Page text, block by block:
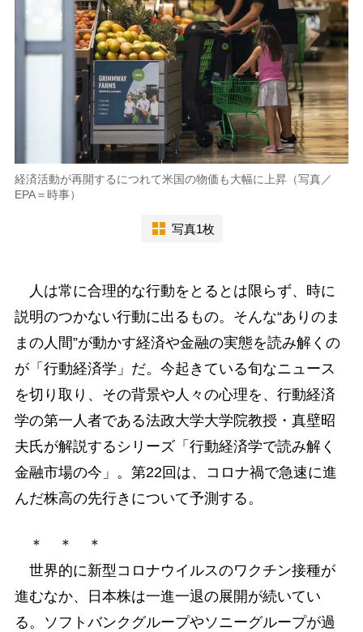
経済活動が再開するにつれて米国の物価も大幅に上昇（写真／
EPA＝時事）
写真1枚
人は常に合理的な行動をとるとは限らず、時に
説明のつかない行動に出るもの。そんな“ありのま
まの人間”が動かす経済や金融の実態を読み解くの
が「行動経済学」だ。今起きている旬なニュース
を切り取り、その背景や人々の心理を、行動経済
学の第一人者である法政大学大学院教授・真壁昭
夫氏が解説するシリーズ「行動経済学で読み解く
金融市場の今」。第22回は、コロナ禍で急速に進
んだ株高の先行きについて予測する。
＊ ＊ ＊
世界的に新型コロナウイルスのワクチン接種が
進むなか、日本株は一進一退の展開が続いてい
る。ソフトバンクグループやソニーグループが過